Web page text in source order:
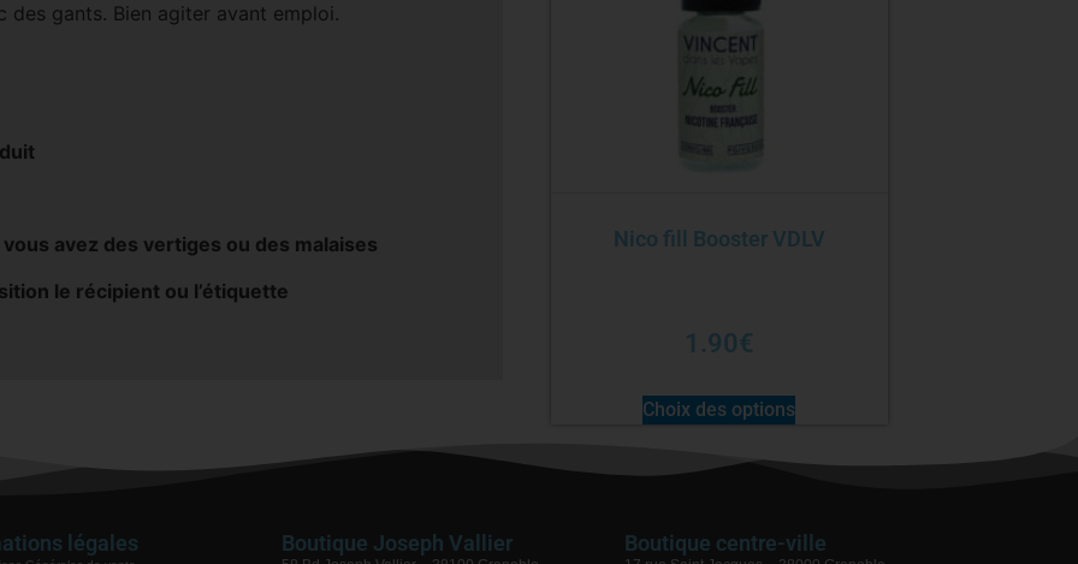
des gants. Bien agiter avant emploi.
avez des vertiges ou des malaises
le récipient ou l’étiquette
Nico fill Booster VDLV
1.90€
Choix des options
légales Boutique Joseph Vallier Boutique centre-ville